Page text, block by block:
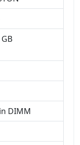
DIMM